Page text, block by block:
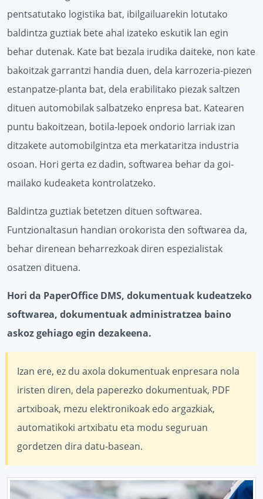
pentsatutako logistika bat, ibilgailuarekin lotutako
baldintza guztiak bete ahal izateko eskutik lan egin
behar dutenak. Kate bat bezala irudika daiteke, non kate
bakoitzak garrantzi handia duen, dela karrozeria-piezen
estanpatze-planta bat, dela erabilitako piezak saltzen
dituen automobilak salbatzeko enpresa bat. Katearen
puntu bakoitzean, botila-lepoek ondorio larriak izan
ditzakete automobilgintza eta merkataritza industria
osoan. Hori gerta ez dadin, softwarea behar da goi-
mailako kudeaketa kontrolatzeko.
Baldintza guztiak betetzen dituen softwarea.
Funtzionaltasun handian orokorista den softwarea da,
behar direnean beharrezkoak diren espezialistak
osatzen dituena.
Hori da PaperOffice DMS, dokumentuak kudeatzeko
softwarea, dokumentuak administratzea baino
askoz gehiago egin dezakeena.
Izan ere, ez du axola dokumentuak enpresara nola
iristen diren, dela paperezko dokumentuak, PDF
artxiboak, mezu elektronikoak edo argazkiak,
automatikoki artxibatu eta modu seguruan
gordetzen dira datu-basean.